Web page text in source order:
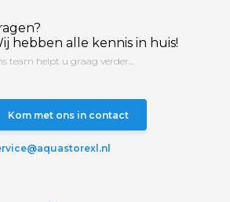
hebben alle kennis in huis!
team helpt u graag verder...
Kom met ons in contact